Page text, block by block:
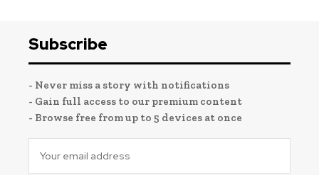
Subscribe
- Never miss a story with notifications
- Gain full access to our premium content
- Browse free from up to 5 devices at once